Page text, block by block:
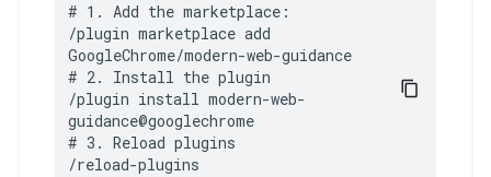
# 1. Add the marketplace:
/plugin marketplace add
GoogleChrome/modern-web-guidance
# 2. Install the plugin
/plugin install modern-web-
guidance@googlechrome
# 3. Reload plugins
/reload-plugins